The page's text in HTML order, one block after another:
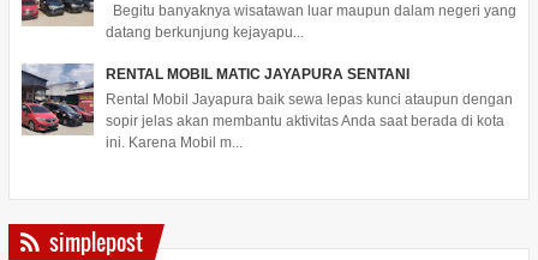
Begitu banyaknya wisatawan luar maupun dalam negeri yang
datang berkunjung kejayapu...
RENTAL MOBIL MATIC JAYAPURA SENTANI
Rental Mobil Jayapura baik sewa lepas kunci ataupun dengan
sopir jelas akan membantu aktivitas Anda saat berada di kota
ini. Karena Mobil m...
simplepost